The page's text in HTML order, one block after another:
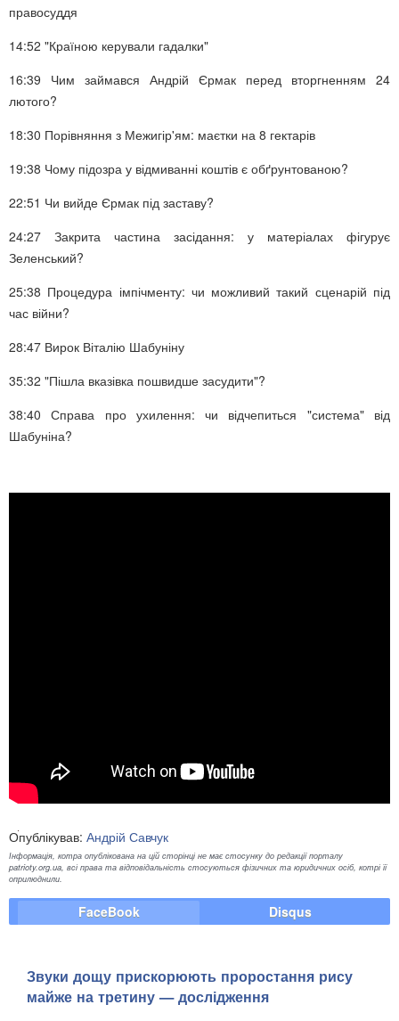
правосуддя
14:52 "Країною керували гадалки"
16:39 Чим займався Андрій Єрмак перед вторгненням 24
лютого?
18:30 Порівняння з Межигір'ям: маєтки на 8 гектарів
19:38 Чому підозра у відмиванні коштів є обґрунтованою?
22:51 Чи вийде Єрмак під заставу?
24:27 Закрита частина засідання: у матеріалах фігурує
Зеленський?
25:38 Процедура імпічменту: чи можливий такий сценарій під
час війни?
28:47 Вирок Віталію Шабуніну
35:32 "Пішла вказівка пошвидше засудити"?
38:40 Справа про ухилення: чи відчепиться "система" від
Шабуніна?
Опублікував: Андрій Савчук
Інформація, котра опублікована на цій сторінці не має стосунку до редакції порталу
patrioty.org.ua, всі права та відповідальність стосуються фізичних та юридичних осіб, котрі її
оприлюднили.
FaceBook Disqus
Звуки дощу прискорюють проростання рису
майже на третину — дослідження